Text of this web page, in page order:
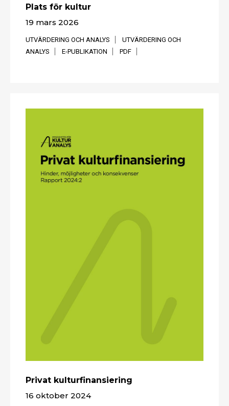
Plats för kultur
19 mars 2026
UTVÄRDERING OCH ANALYS
UTVÄRDERING OCH
ANALYS
E-PUBLIKATION PDF
Privat kulturfinansiering
16 oktober 2024